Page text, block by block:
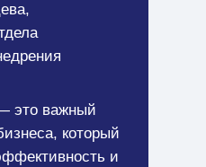
это важный
который
и